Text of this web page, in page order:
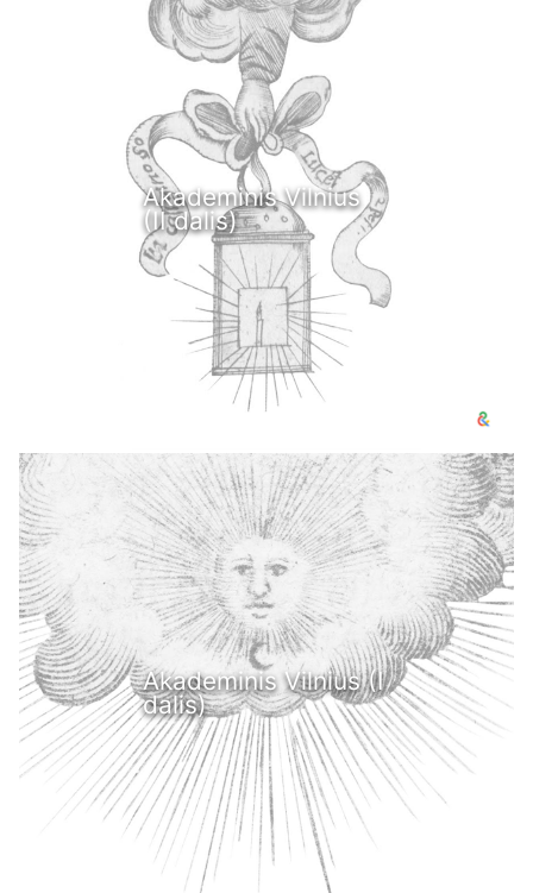
Akademinis Vilnius
(II dalis)
Akademinis Vilnius (I
dalis)